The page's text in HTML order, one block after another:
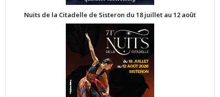
Nuits de la Citadelle de Sisteron du 18 juillet au 12 août